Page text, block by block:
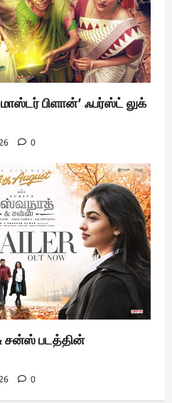
பிளான்’ ஃபர்ஸ்ட் லுக்
0
சன்ஸ் படத்தின்
0